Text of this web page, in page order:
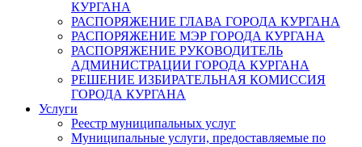
КУРГАНА
РАСПОРЯЖЕНИЕ ГЛАВА ГОРОДА КУРГАНА
РАСПОРЯЖЕНИЕ МЭР ГОРОДА КУРГАНА
РАСПОРЯЖЕНИЕ РУКОВОДИТЕЛЬ
АДМИНИСТРАЦИИ ГОРОДА КУРГАНА
РЕШЕНИЕ ИЗБИРАТЕЛЬНАЯ КОМИССИЯ
ГОРОДА КУРГАНА
Услуги
Реестр муниципальных услуг
Муниципальные услуги, предоставляемые по